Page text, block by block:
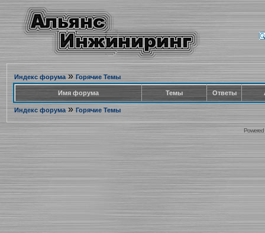
Индекс форума» Горячие Темы
Имя форума Темы Ответы
Индекс форума» Горячие Темы